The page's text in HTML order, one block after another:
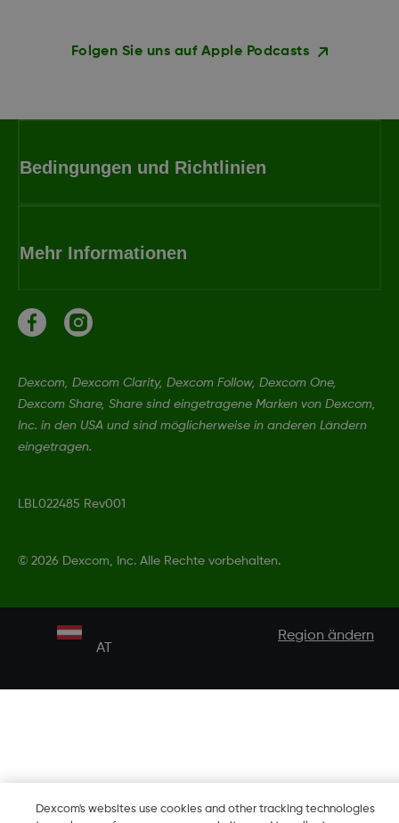
Folgen Sie uns auf Apple Podcasts
Bedingungen und Richtlinien
Mehr Informationen
Dexcom, Dexcom Clarity, Dexcom Follow, Dexcom One,
Dexcom Share, Share sind eingetragene Marken von Dexcom,
Inc. in den USA und sind möglicherweise in anderen Ländern
eingetragen.
LBL022485 Rev001
© 2026 Dexcom, Inc. Alle Rechte vorbehalten.
AT
Region ändern
Dexcom's websites use cookies and other tracking technologies